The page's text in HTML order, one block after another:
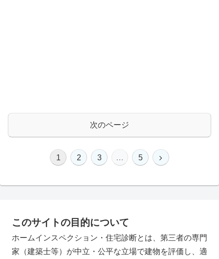
次のページ
1 2 3 … 5
このサイトの目的について
ホームインスペクション・住宅診断とは、第三者の専門
家（建築士等）が中立・公平な立場で建物を評価し、適